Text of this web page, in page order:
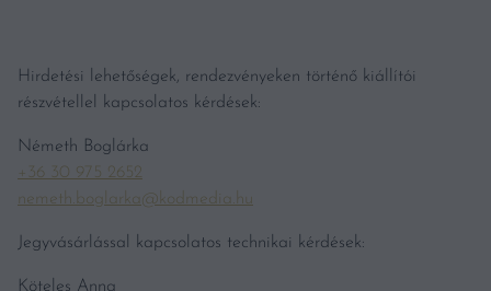
Hirdetési lehetőségek, rendezvényeken történő kiállítói
részvétellel kapcsolatos kérdések:
Németh Boglárka
+36 30 975 2652
nemeth.boglarka@kodmedia.hu
Jegyvásárlással kapcsolatos technikai kérdések:
Köteles Anna